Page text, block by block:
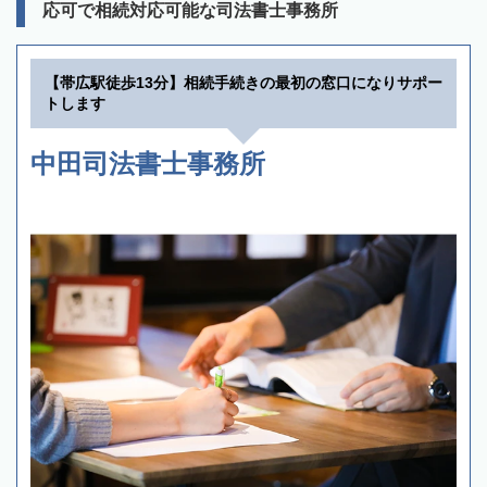
応可で相続対応可能な司法書士事務所
【帯広駅徒歩13分】相続手続きの最初の窓口になりサポー
トします
中田司法書士事務所